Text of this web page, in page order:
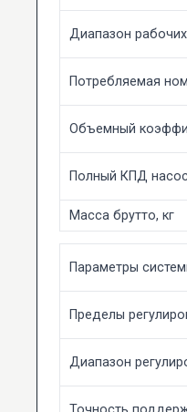
Диапазон
Потребляемая
Объемный
Полный КПД
Масса брутто, кг
Параметры
Пределы
Диапазон